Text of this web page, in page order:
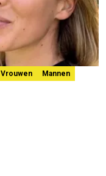
Vrouwen
Mannen